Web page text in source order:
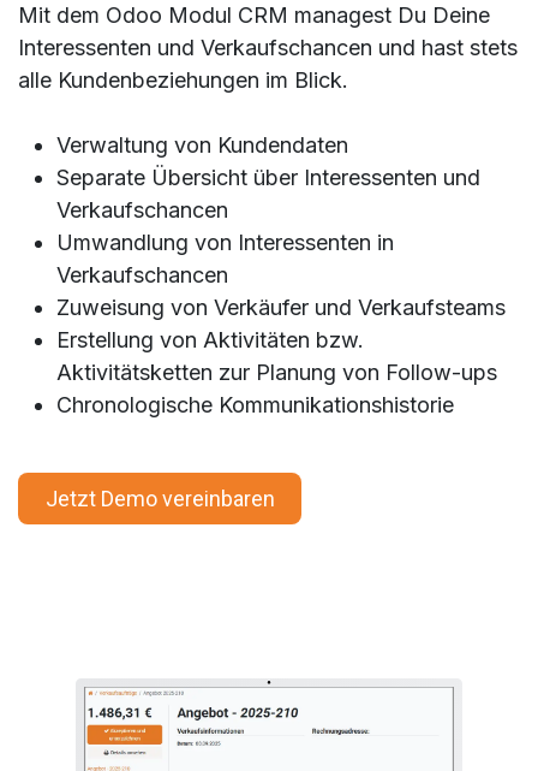
Mit dem Odoo Modul CRM managest Du Deine
Interessenten und Verkaufschancen und hast stets
alle Kundenbeziehungen im Blick.
Verwaltung von Kundendaten
Separate Übersicht über Interessenten und
Verkaufschancen
Umwandlung von Interessenten in
Verkaufschancen
Zuweisung von Verkäufer und Verkaufsteams
Erstellung von Aktivitäten bzw.
Aktivitätsketten zur Planung von Follow-ups
Chronologische Kommunikationshistorie
Jetzt Demo vereinbaren